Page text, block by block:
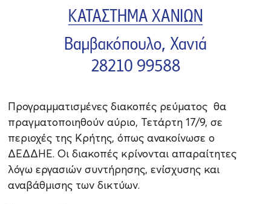
Προγραμματισμένες διακοπές ρεύματος θα
πραγματοποιηθούν αύριο, Τετάρτη 17/9, σε
περιοχές της Κρήτης, όπως ανακοίνωσε ο
ΔΕΔΔΗΕ. Οι διακοπές κρίνονται απαραίτητες
λόγω εργασιών συντήρησης, ενίσχυσης και
αναβάθμισης των δικτύων.